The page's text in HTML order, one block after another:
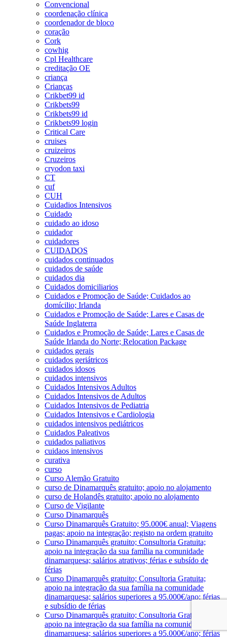
Convencional
coordenação clínica
coordenador de bloco
coração
Cork
cowhig
Cpl Healthcare
creditação OE
criança
Crianças
Crikbet99 id
Crikbets99
Crikbets99 id
Crikbets99 login
Critical Care
cruises
cruizeiros
Cruzeiros
cryodon taxi
CT
cuf
CUH
Cuidadios Intensivos
Cuidado
cuidado ao idoso
cuidador
cuidadores
CUIDADOS
cuidados continuados
cuidados de saúde
cuidados dia
Cuidados domiciliarios
Cuidados e Promoção de Saúde; Cuidados ao
domícilio; Irlanda
Cuidados e Promoção de Saúde; Lares e Casas de
Saúde Inglaterra
Cuidados e Promoção de Saúde; Lares e Casas de
Saúde Irlanda do Norte; Relocation Package
cuidados gerais
cuidados geriátricos
cuidados idosos
cuidados intensivos
Cuidados Intensivos Adultos
Cuidados Intensivos de Adultos
Cuidados Intensivos de Pediatria
Cuidados Intensivos e Cardiologia
cuidados intensivos pediátricos
Cuidados Paleativos
cuidados paliativos
cuidaos intensivos
curativa
curso
Curso Alemão Gratuito
curso de Dinamarquês gratuito; apoio no alojamento
curso de Holandês gratuito; apoio no alojamento
Curso de Vigilante
Curso Dinamarquês
Curso Dinamarquês Gratuito; 95.000€ anual; Viagens
pagas; apoio na integração; registo na ordem gratuito
Curso Dinamarquês gratuito; Consultoria Gratuita;
apoio na integração da sua família na comunidade
dinamarquesa; salários atrativos; férias e subsído de
férias
Curso Dinamarquês gratuito; Consultoria Gratuita;
apoio na integração da sua família na comunidade
dinamarquesa; salários superiores a 95.000€/ano; férias
e subsídio de férias
Curso Dinamarquês gratuito; Consultoria Gratuita;
apoio na integração da sua família na comunidade
dinamarquesa; salários superiores a 95.000€/ano; férias